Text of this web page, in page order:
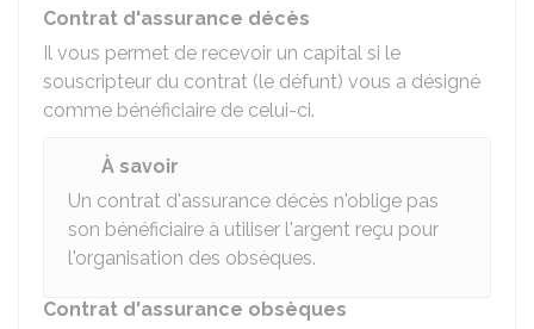
Contrat d'assurance décès
Il vous permet de recevoir un capital si le
souscripteur du contrat (le défunt) vous a désigné
comme bénéficiaire de celui-ci.
À savoir
Un contrat d'assurance décès n'oblige pas
son bénéficiaire à utiliser l'argent reçu pour
l'organisation des obsèques.
Contrat d'assurance obsèques